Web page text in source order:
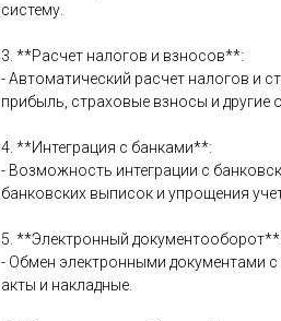
систему.
3. **Расчет налогов и взносов**:
- Автоматический расчет налогов и
прибыль, страховые взносы и другие
4. **Интеграция с банками**:
- Возможность интеграции с
банковских выписок и упрощения
5. **Электронный документооборот**:
- Обмен электронными документами
акты и накладные.